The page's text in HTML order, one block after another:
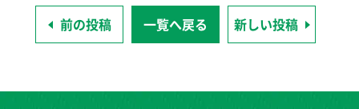
前の投稿 一覧へ戻る 新しい投稿